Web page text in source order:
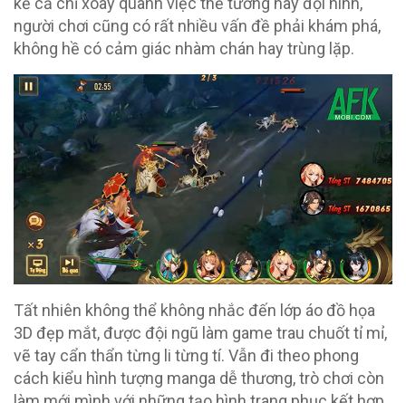
người chơi cũng có rất nhiều vấn đề phải khám phá,
không hề có cảm giác nhàm chán hay trùng lặp.
Tất nhiên không thể không nhắc đến lớp áo đồ họa
3D đẹp mắt, được đội ngũ làm game trau chuốt tỉ mỉ,
vẽ tay cẩn thẩn từng li từng tí. Vẫn đi theo phong
cách kiểu hình tượng manga dễ thương, trò chơi còn